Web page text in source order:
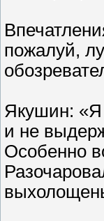
пожалуй,
Якушин: «Я
и не
Особенно